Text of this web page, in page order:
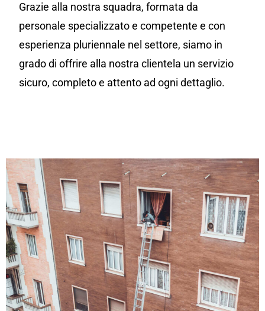
Grazie alla nostra squadra, formata da
personale specializzato e competente e con
esperienza pluriennale nel settore, siamo in
grado di offrire alla nostra clientela un servizio
sicuro, completo e attento ad ogni dettaglio.